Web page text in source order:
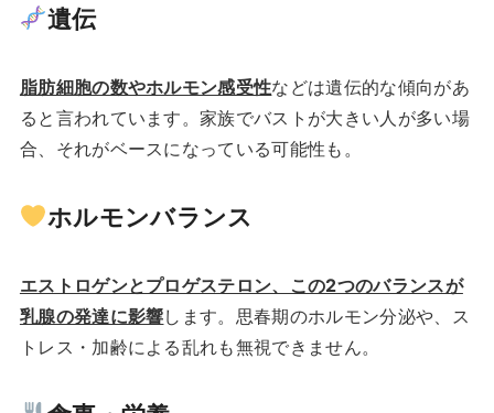
遺伝
脂肪細胞の数やホルモン感受性などは遺伝的な傾向があ
ると言われています。家族でバストが大きい人が多い場
合、それがベースになっている可能性も。
ホルモンバランス
エストロゲンとプロゲステロン、この2つのバランスが
乳腺の発達に影響します。思春期のホルモン分泌や、ス
トレス・加齢による乱れも無視できません。